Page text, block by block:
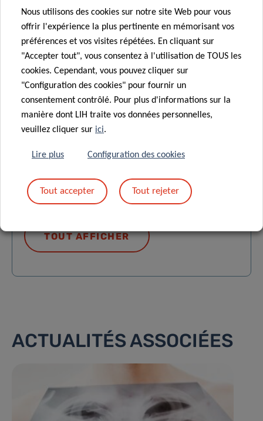
Direct-acting antiviral therapies for hepatitis C
infection – 01/04/2024
Alison D. Marshall et 49 autres auteurs
Flow cytometry conjugate formation assay between
natural killer cells and their target cells –
Jacques Zimmer et 2 autres auteurs
Carole Seguin-Devaux
CHARGEZ PLUS
TOUT AFFICHER
ACTUALITÉS ASSOCIÉES
Nous utilisons des cookies sur notre site Web pour vous
offrir l'expérience la plus pertinente en mémorisant vos
préférences et vos visites répétées. En cliquant sur
"Accepter tout", vous consentez à l'utilisation de TOUS les
cookies. Cependant, vous pouvez cliquer sur
"Configuration des cookies" pour fournir un
consentement contrôlé. Pour plus d'informations sur la
manière dont LIH traite vos données personnelles,
veuillez cliquer sur ici.
Lire plus Configuration des cookies
Tout accepter Tout rejeter